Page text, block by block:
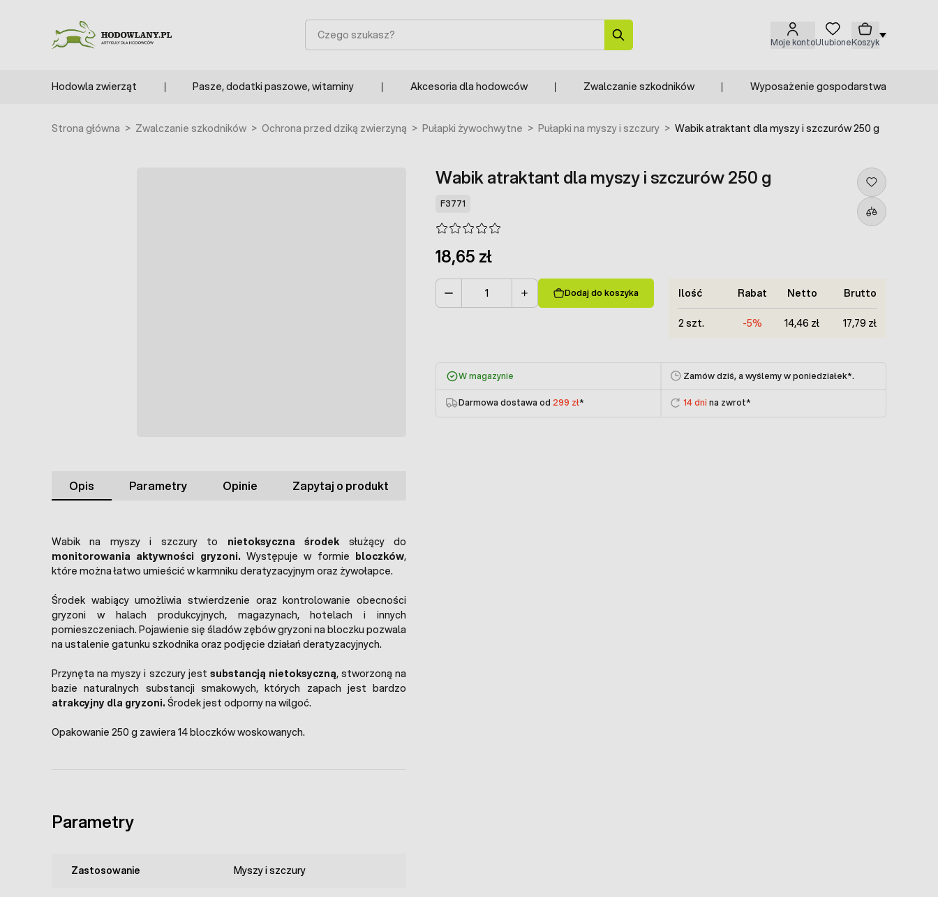
Moje kontoUlubioneKoszyk
Szukaj
Hodowla zwierząt Pasze, dodatki paszowe, witaminy Akcesoria dla hodowców Zwalczanie szkodników Wyposażenie gospodarstwa
Strona główna > Zwalczanie szkodników > Ochrona przed dziką zwierzyną > Pułapki żywochwytne > Pułapki na myszy i szczury > Wabik atraktant dla myszy i szczurów 250 g
Wabik atraktant dla myszy i szczurów 250 g
F3771
18,65 zł
Dodaj do koszyka Ilość Rabat Netto Brutto
2 szt. -5% 14,46 zł 17,79 zł
W magazynie Zamów dziś, a wyślemy w poniedziałek*.
Darmowa dostawa od 299 zł* 14 dni na zwrot*
Opis Parametry Opinie Zapytaj o produkt
Wabik na myszy i szczury to nietoksyczna środeksłużący do
monitorowania aktywności gryzoni.Występuje w formie bloczków,
które można łatwo umieścić w karmniku deratyzacyjnym oraz żywołapce.
Środek wabiący umożliwia stwierdzenie oraz kontrolowanie obecności
gryzoni w halach produkcyjnych, magazynach, hotelach i innych
pomieszczeniach. Pojawienie się śladów zębów gryzoni na bloczku pozwala
na ustalenie gatunku szkodnika oraz podjęcie działań deratyzacyjnych.
Przynęta na myszy i szczury jest substancją nietoksyczną, stworzoną na
bazie naturalnych substancji smakowych, których zapach jest bardzo
atrakcyjny dla gryzoni. Środek jest odporny na wilgoć.
Opakowanie 250 g zawiera 14 bloczków woskowanych.
Parametry
Zastosowanie Myszy i szczury